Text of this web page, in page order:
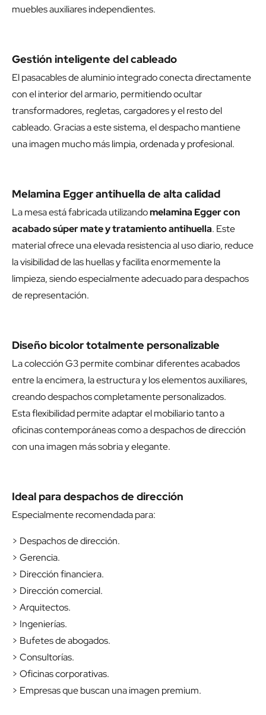
muebles auxiliares independientes.
Gestión inteligente del cableado
El pasacables de aluminio integrado conecta directamente
con el interior del armario, permitiendo ocultar
transformadores, regletas, cargadores y el resto del
cableado. Gracias a este sistema, el despacho mantiene
una imagen mucho más limpia, ordenada y profesional.
Melamina Egger antihuella de alta calidad
La mesa está fabricada utilizandomelamina Egger con
acabado súper mate y tratamiento antihuella. Este
material ofrece una elevada resistencia al uso diario, reduce
la visibilidad de las huellas y facilita enormemente la
limpieza, siendo especialmente adecuado para despachos
de representación.
Diseño bicolor totalmente personalizable
La colección G3 permite combinar diferentes acabados
entre la encimera, la estructura y los elementos auxiliares,
creando despachos completamente personalizados.
Esta flexibilidad permite adaptar el mobiliario tanto a
oficinas contemporáneas como a despachos de dirección
con una imagen más sobria y elegante.
Ideal para despachos de dirección
Especialmente recomendada para:
> Despachos de dirección.
> Gerencia.
> Dirección financiera.
> Dirección comercial.
> Arquitectos.
> Ingenierías.
> Bufetes de abogados.
> Consultorías.
> Oficinas corporativas.
> Empresas que buscan una imagen premium.